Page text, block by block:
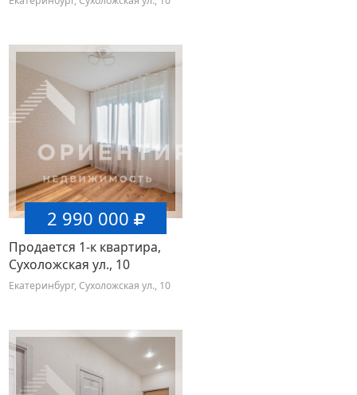
2 990 000
Продается 1-к квартира,
Сухоложская ул., 10
Екатеринбург, Сухоложская ул., 10